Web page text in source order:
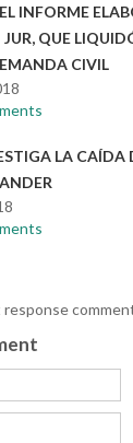
INFORME
QUE
CIVIL
LA CAÍDA